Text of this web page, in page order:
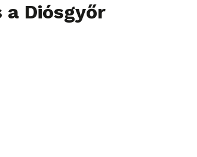
Diósgyőr